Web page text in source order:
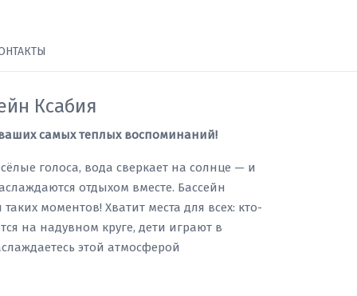
Ксабия
самых теплых воспоминаний!
голоса, вода сверкает на солнце — и
отдыхом вместе. Бассейн
моментов! Хватит места для всех: кто-
на надувном круге, дети играют в
этой атмосферой